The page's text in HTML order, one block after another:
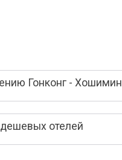
Гонконг - Хошимин
отелей